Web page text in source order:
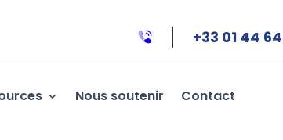
+33 01 44
Nous soutenir Contact